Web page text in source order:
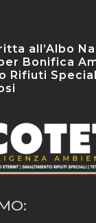
all’Albo
Bonifica
Rifiuti